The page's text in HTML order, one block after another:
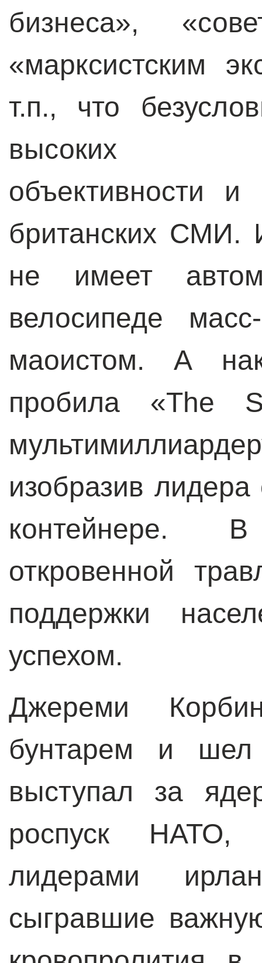
бизнеса»,
«марксистским
т.п., что
высоких
объективности и
британских СМИ.
не имеет
велосипеде
маоистом. А
пробила «The
изобразив
контейнере.
откровенной
поддержки
успехом.
Джереми
бунтарем и шел
выступал за
роспуск
лидерами
сыгравшие